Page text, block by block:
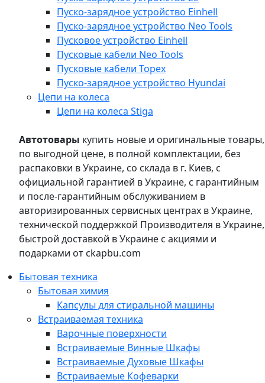
Пуско-зарядное устройство Einhell
Пуско-зарядное устройство Neo Tools
Пусковое устройство Einhell
Пусковые кабели Neo Tools
Пусковые кабели Topex
Пуско-зарядное устройство Hyundai
Цепи на колеса
Цепи на колеса Stiga
Автотовары купить новые и оригинальные товары,
по выгодной цене, в полной комплектации, без
распаковки в Украине, со склада в г. Киев, с
официальной гарантией в Украине, с гарантийным
и после-гарантийным обслуживанием в
авторизированных сервисных центрах в Украине,
технической поддержкой Производителя в Украине,
быстрой доставкой в Украине с акциями и
подарками от ckapbu.com
Бытовая техника
Бытовая химия
Капсулы для стиральной машины
Встраиваемая техника
Варочные поверхности
Встраиваемые Винные Шкафы
Встраиваемые Духовые Шкафы
Встраиваемые Кофеварки